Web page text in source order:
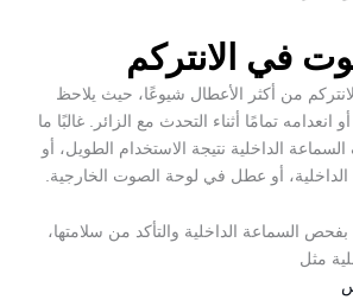
في الانتركم
من أكثر الأعطال شيوعًا، حيث يلاحظ
تمامًا أثناء التحدث مع الزائر. غالبًا ما
الداخلية نتيجة الاستخدام الطويل، أو
أو عطل في لوحة الصوت الخارجية.
بفحص السماعة الداخلية والتأكد من سلامتها،
مثل